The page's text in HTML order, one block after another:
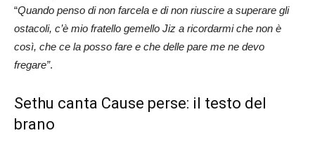
“Quando penso di non farcela e di non riuscire a superare gli
ostacoli, c’è mio fratello gemello Jiz a ricordarmi che non è
così, che ce la posso fare e che delle pare me ne devo
fregare”.
Sethu canta Cause perse: il testo del
brano